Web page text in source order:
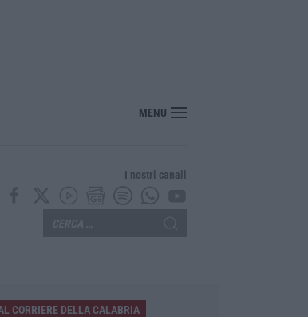
sul divieto per i 14enni in strada senza accompagnamento
MENU
I nostri canali
CORRIERE DELLA CALABRIA